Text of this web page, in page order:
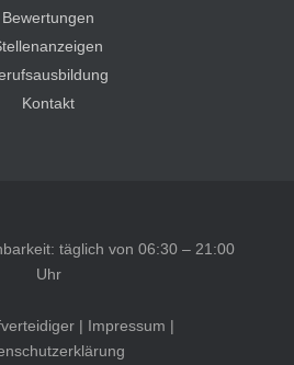
Bewertungen
Kontakt
täglich von 06:30 – 21:00
Uhr
| Impressum |